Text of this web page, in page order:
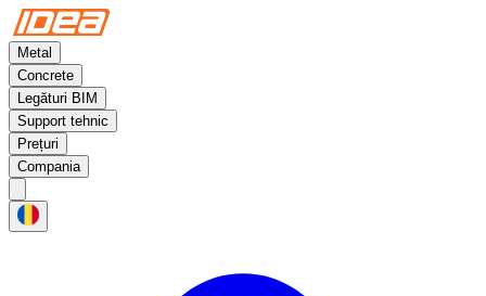
Metal
Concrete
Legături BIM
Support tehnic
Prețuri
Compania